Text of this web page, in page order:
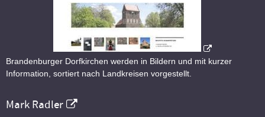
Brandenburger Dorfkirchen werden in Bildern und mit kurzer
Information, sortiert nach Landkreisen vorgestellt.
Mark Radler